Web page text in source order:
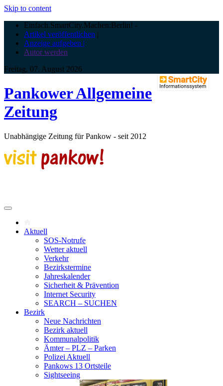
Skip to content
Einfach.SmartCity.Machen:Berlin! -
Artikel veröffentlichen |
Anzeige aufgeben |
Autor werden
Freitag, 07. August 2026
Pankower Allgemeine
Zeitung
Unabhängige Zeitung für Pankow - seit 2012
Aktuell
SOS-Notrufe
Wetter aktuell
Verkehr
Bezirkstermine
Jahreskalender
Sicherheit & Prävention
Internet Security
SEARCH – SUCHEN
Bezirk
Neue Nachrichten
Bezirk aktuell
Kommunalpolitik
Ämter – PLZ – Parken
Polizei Aktuell
Pankows 13 Ortsteile
Sightseeing